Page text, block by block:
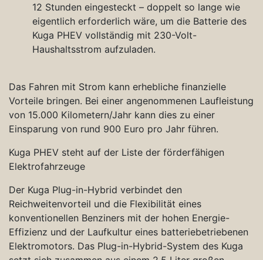
12 Stunden eingesteckt – doppelt so lange wie
eigentlich erforderlich wäre, um die Batterie des
Kuga PHEV vollständig mit 230-Volt-
Haushaltsstrom aufzuladen.
Das Fahren mit Strom kann erhebliche finanzielle
Vorteile bringen. Bei einer angenommenen Laufleistung
von 15.000 Kilometern/Jahr kann dies zu einer
Einsparung von rund 900 Euro pro Jahr führen.
Kuga PHEV steht auf der Liste der förderfähigen
Elektrofahrzeuge
Der Kuga Plug-in-Hybrid verbindet den
Reichweitenvorteil und die Flexibilität eines
konventionellen Benziners mit der hohen Energie-
Effizienz und der Laufkultur eines batteriebetriebenen
Elektromotors. Das Plug-in-Hybrid-System des Kuga